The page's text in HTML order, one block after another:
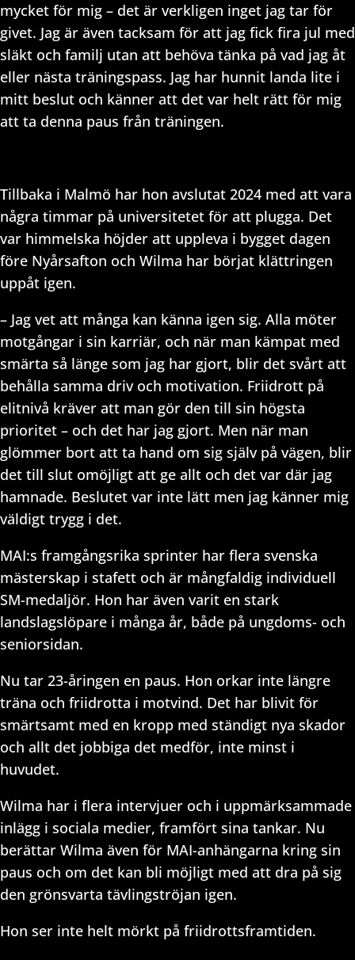
mycket för mig – det är verkligen inget jag tar för
givet. Jag är även tacksam för att jag fick fira jul med
släkt och familj utan att behöva tänka på vad jag åt
eller nästa träningspass. Jag har hunnit landa lite i
mitt beslut och känner att det var helt rätt för mig
att ta denna paus från träningen.
Tillbaka i Malmö har hon avslutat 2024 med att vara
några timmar på universitetet för att plugga. Det
var himmelska höjder att uppleva i bygget dagen
före Nyårsafton och Wilma har börjat klättringen
uppåt igen.
– Jag vet att många kan känna igen sig. Alla möter
motgångar i sin karriär, och när man kämpat med
smärta så länge som jag har gjort, blir det svårt att
behålla samma driv och motivation. Friidrott på
elitnivå kräver att man gör den till sin högsta
prioritet – och det har jag gjort. Men när man
glömmer bort att ta hand om sig själv på vägen, blir
det till slut omöjligt att ge allt och det var där jag
hamnade. Beslutet var inte lätt men jag känner mig
väldigt trygg i det.
MAI:s framgångsrika sprinter har flera svenska
mästerskap i stafett och är mångfaldig individuell
SM-medaljör. Hon har även varit en stark
landslagslöpare i många år, både på ungdoms- och
seniorsidan.
Nu tar 23-åringen en paus. Hon orkar inte längre
träna och friidrotta i motvind. Det har blivit för
smärtsamt med en kropp med ständigt nya skador
och allt det jobbiga det medför, inte minst i
huvudet.
Wilma har i flera intervjuer och i uppmärksammade
inlägg i sociala medier, framfört sina tankar. Nu
berättar Wilma även för MAI-anhängarna kring sin
paus och om det kan bli möjligt med att dra på sig
den grönsvarta tävlingströjan igen.
Hon ser inte helt mörkt på friidrottsframtiden.